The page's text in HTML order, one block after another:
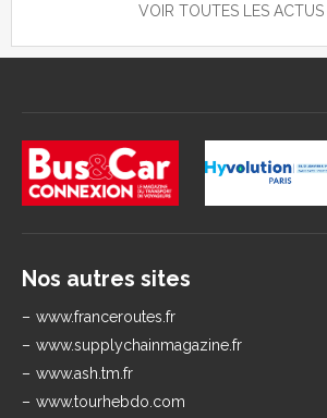
VOIR TOUTES LES ACTUS
Nos autres sites
www.franceroutes.fr
www.supplychainmagazine.fr
www.ash.tm.fr
www.tourhebdo.com